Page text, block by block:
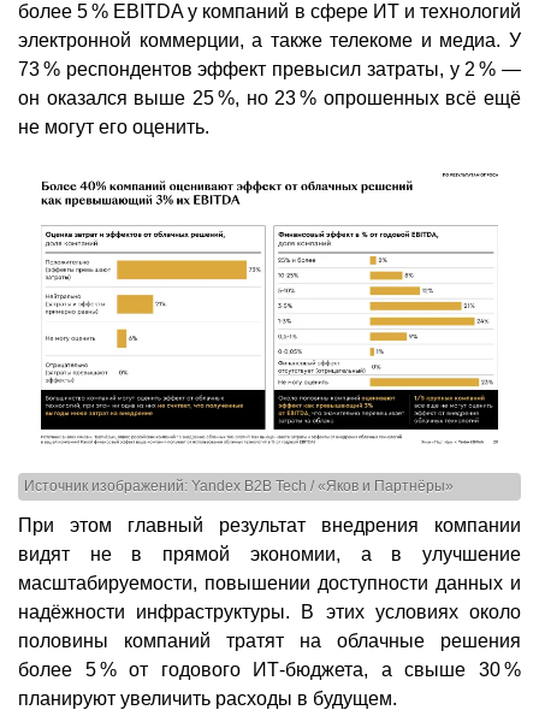
более 5 % EBITDA у компаний в сфере ИТ и технологий
электронной коммерции, а также телекоме и медиа. У
73 % респондентов эффект превысил затраты, у 2 % —
он оказался выше 25 %, но 23 % опрошенных всё ещё
не могут его оценить.
Источник изображений: Yandex B2B Tech / «Яков и Партнёры»
При этом главный результат внедрения компании
видят не в прямой экономии, а в улучшение
масштабируемости, повышении доступности данных и
надёжности инфраструктуры. В этих условиях около
половины компаний тратят на облачные решения
более 5 % от годового ИТ-бюджета, а свыше 30 %
планируют увеличить расходы в будущем.